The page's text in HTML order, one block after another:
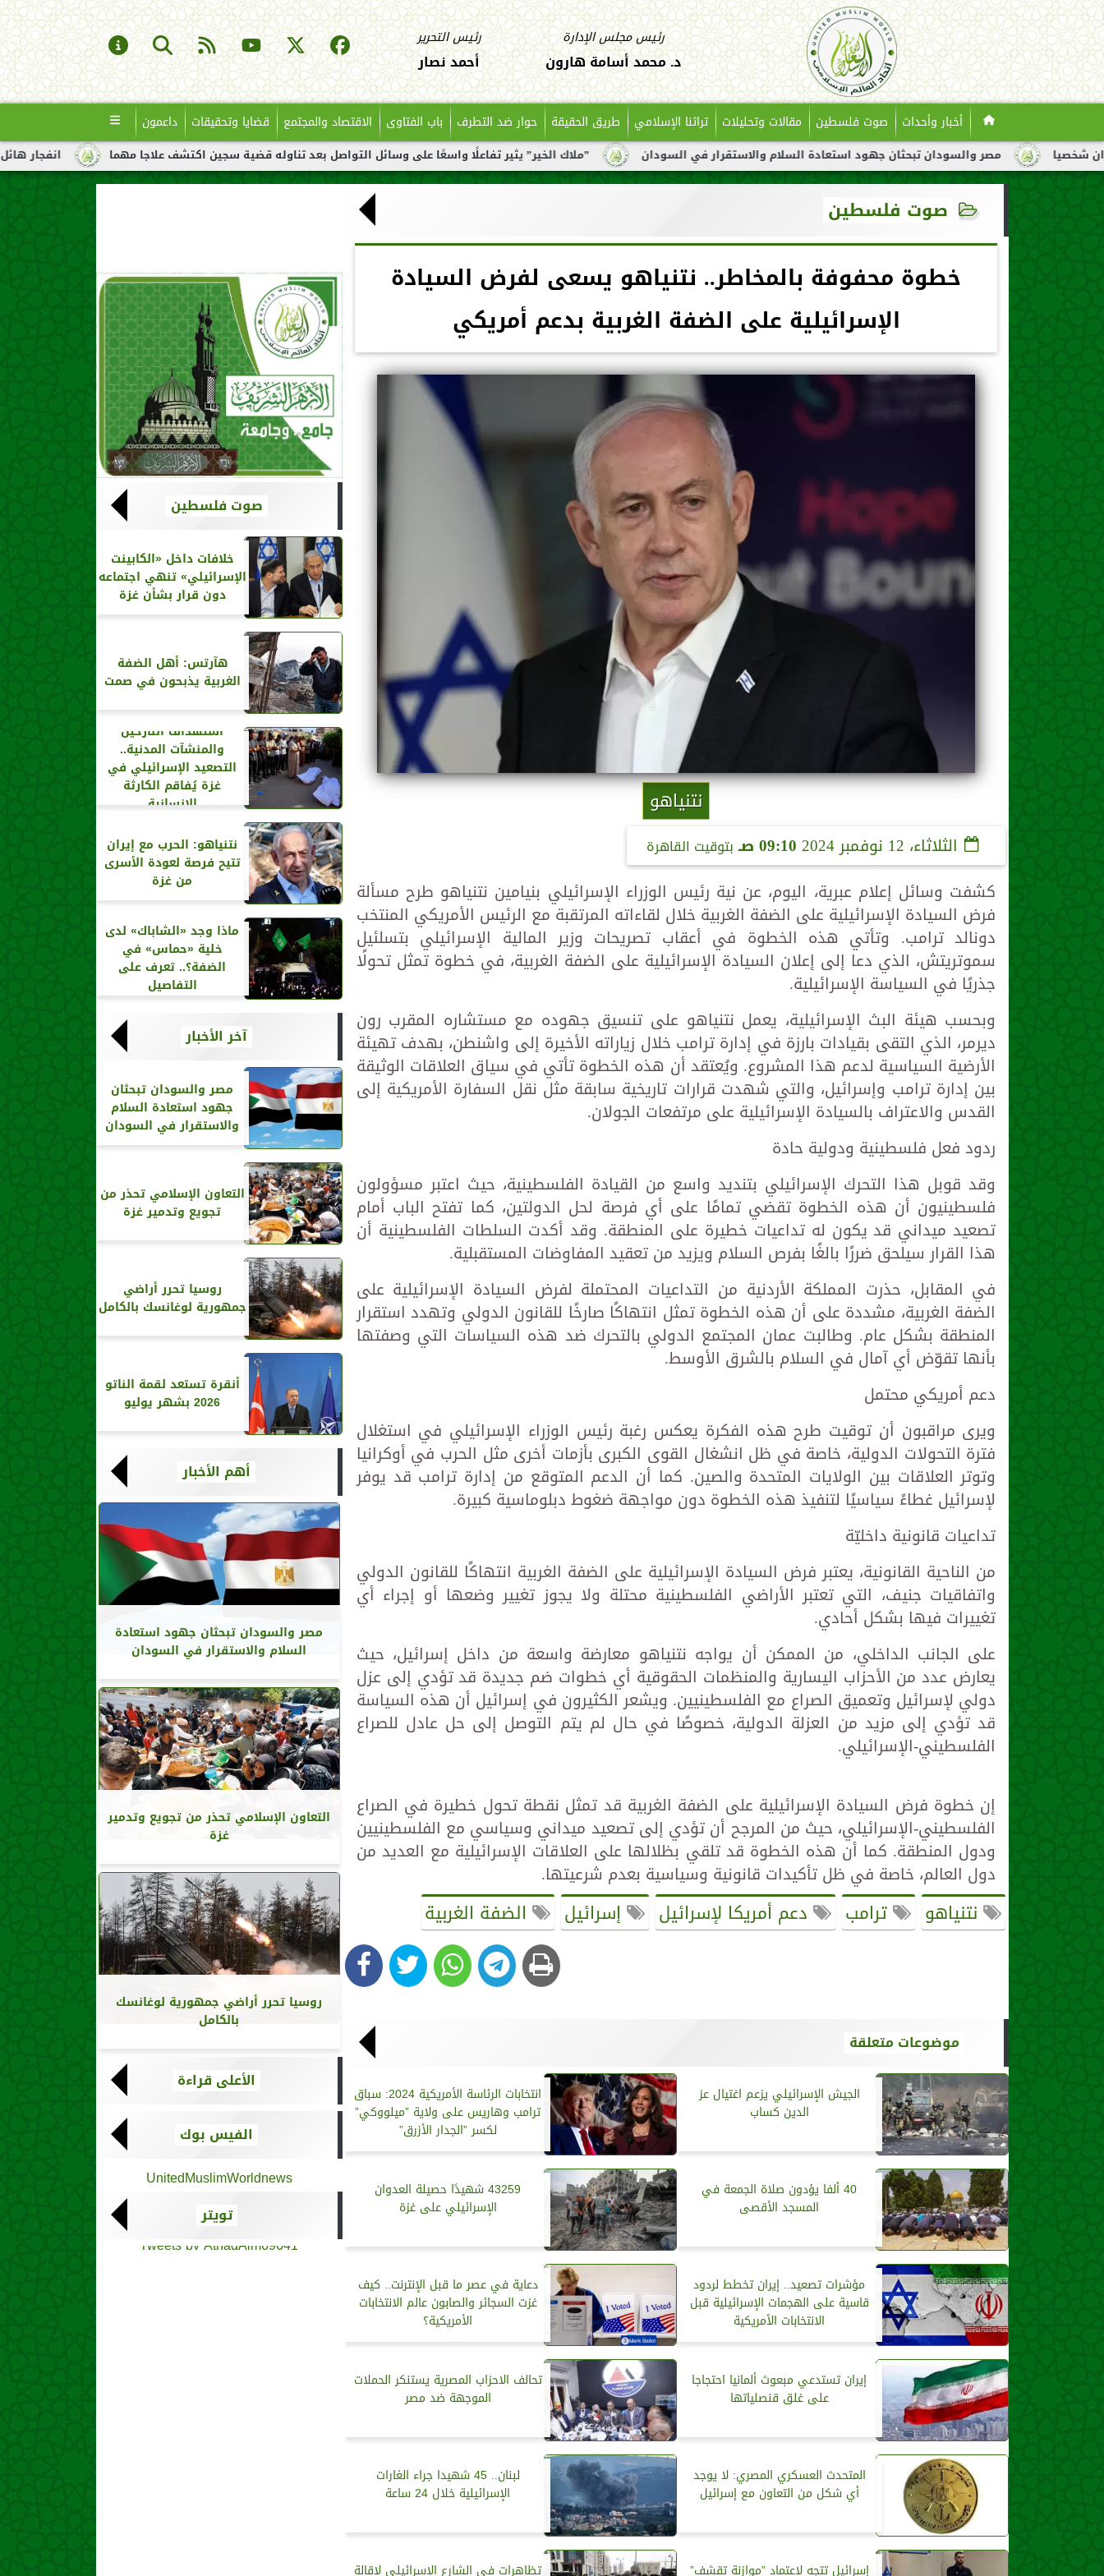
رئيس مجلس الإدارة
د. محمد أسامة هارون
رئيس التحرير
أحمد نصار
أخبار وأحداث صوت فلسطين مقالات وتحليلات تراثنا الإسلامي طريق الحقيقة حوار ضد التطرف باب الفتاوى الاقتصاد والمجتمع قضايا وتحقيقات داعمون
انفجار هائل لناقلة نفط ”ملاك الخير” يثير تفاعلًا واسعًا على وسائل التواصل بعد تناوله قضية سجين اكتشف علاجا مهما مصر والسودان تبحثان جهود استعادة السلام والاستقرار في السودان
صوت فلسطين
خطوة محفوفة بالمخاطر.. نتنياهو يسعى لفرض السيادة
الإسرائيلية على الضفة الغربية بدعم أمريكي
نتنياهو
الثلاثاء، 12 نوفمبر 2024 09:10 صـ بتوقيت القاهرة
كشفت وسائل إعلام عبرية، اليوم، عن نية رئيس الوزراء الإسرائيلي بنيامين نتنياهو طرح مسألة
فرض السيادة الإسرائيلية على الضفة الغربية خلال لقاءاته المرتقبة مع الرئيس الأمريكي المنتخب
دونالد ترامب. وتأتي هذه الخطوة في أعقاب تصريحات وزير المالية الإسرائيلي بتسلئيل
سموتريتش، الذي دعا إلى إعلان السيادة الإسرائيلية على الضفة الغربية، في خطوة تمثل تحولًا
جذريًا في السياسة الإسرائيلية.
وبحسب هيئة البث الإسرائيلية، يعمل نتنياهو على تنسيق جهوده مع مستشاره المقرب رون
ديرمر، الذي التقى بقيادات بارزة في إدارة ترامب خلال زياراته الأخيرة إلى واشنطن، بهدف تهيئة
الأرضية السياسية لدعم هذا المشروع. ويُعتقد أن هذه الخطوة تأتي في سياق العلاقات الوثيقة
بين إدارة ترامب وإسرائيل، والتي شهدت قرارات تاريخية سابقة مثل نقل السفارة الأمريكية إلى
القدس والاعتراف بالسيادة الإسرائيلية على مرتفعات الجولان.
ردود فعل فلسطينية ودولية حادة
وقد قوبل هذا التحرك الإسرائيلي بتنديد واسع من القيادة الفلسطينية، حيث اعتبر مسؤولون
فلسطينيون أن هذه الخطوة تقضي تمامًا على أي فرصة لحل الدولتين، كما تفتح الباب أمام
تصعيد ميداني قد يكون له تداعيات خطيرة على المنطقة. وقد أكدت السلطات الفلسطينية أن
هذا القرار سيلحق ضررًا بالغًا بفرص السلام ويزيد من تعقيد المفاوضات المستقبلية.
في المقابل، حذرت المملكة الأردنية من التداعيات المحتملة لفرض السيادة الإسرائيلية على
الضفة الغربية، مشددة على أن هذه الخطوة تمثل انتهاكًا صارخًا للقانون الدولي وتهدد استقرار
المنطقة بشكل عام. وطالبت عمان المجتمع الدولي بالتحرك ضد هذه السياسات التي وصفتها
بأنها تقوّض أي آمال في السلام بالشرق الأوسط.
دعم أمريكي محتمل
ويرى مراقبون أن توقيت طرح هذه الفكرة يعكس رغبة رئيس الوزراء الإسرائيلي في استغلال
فترة التحولات الدولية، خاصة في ظل انشغال القوى الكبرى بأزمات أخرى مثل الحرب في أوكرانيا
وتوتر العلاقات بين الولايات المتحدة والصين. كما أن الدعم المتوقع من إدارة ترامب قد يوفر
لإسرائيل غطاءً سياسيًا لتنفيذ هذه الخطوة دون مواجهة ضغوط دبلوماسية كبيرة.
تداعيات قانونية داخليّة
من الناحية القانونية، يعتبر فرض السيادة الإسرائيلية على الضفة الغربية انتهاكًا للقانون الدولي
واتفاقيات جنيف، التي تعتبر الأراضي الفلسطينية محتلة ولا يجوز تغيير وضعها أو إجراء أي
تغييرات فيها بشكل أحادي.
على الجانب الداخلي، من الممكن أن يواجه نتنياهو معارضة واسعة من داخل إسرائيل، حيث
يعارض عدد من الأحزاب اليسارية والمنظمات الحقوقية أي خطوات ضم جديدة قد تؤدي إلى عزل
دولي لإسرائيل وتعميق الصراع مع الفلسطينيين. ويشعر الكثيرون في إسرائيل أن هذه السياسة
قد تؤدي إلى مزيد من العزلة الدولية، خصوصًا في حال لم يتم التوصل إلى حل عادل للصراع
الفلسطيني-الإسرائيلي.
إن خطوة فرض السيادة الإسرائيلية على الضفة الغربية قد تمثل نقطة تحول خطيرة في الصراع
الفلسطيني-الإسرائيلي، حيث من المرجح أن تؤدي إلى تصعيد ميداني وسياسي مع الفلسطينيين
ودول المنطقة. كما أن هذه الخطوة قد تلقي بظلالها على العلاقات الإسرائيلية مع العديد من
دول العالم، خاصة في ظل تأكيدات قانونية وسياسية بعدم شرعيتها.
نتنياهو ترامب دعم أمريكا لإسرائيل إسرائيل الضفة الغربية
موضوعات متعلقة
الجيش الإسرائيلي يزعم اغتيال عز
الدين كساب
انتخابات الرئاسة الأمريكية 2024: سباق
ترامب وهاريس على ولاية ”ميلووكي”
لكسر ”الجدار الأزرق”
40 ألفا يؤدون صلاة الجمعة في
المسجد الأقصى
43259 شهيدًا حصيلة العدوان
الإسرائيلي على غزة
مؤشرات تصعيد.. إيران تخطط لردود
قاسية على الهجمات الإسرائيلية قبل
الانتخابات الأمريكية
دعاية في عصر ما قبل الإنترنت.. كيف
غزت السجائر والصابون عالم الانتخابات
الأمريكية؟
إيران تستدعي مبعوث ألمانيا احتجاجا
على غلق قنصلياتها
تحالف الاحزاب المصرية يستنكر الحملات
الموجهة ضد مصر
المتحدث العسكري المصري: لا يوجد
أي شكل من التعاون مع إسرائيل
لبنان.. 45 شهيدا جراء الغارات
الإسرائيلية خلال 24 ساعة
إسرائيل تتجه لاعتماد ”موازنة تقشف” تظاهرات في الشارع الإسرائيلي لإقالة
صوت فلسطين
خلافات داخل «الكابينت
الإسرائيلي» تنهي اجتماعه
دون قرار بشأن غزة
هآرتس: أهل الضفة
الغربية يذبحون في صمت
استهداف النازحين
والمنشآت المدنية..
التصعيد الإسرائيلي في
غزة يُفاقم الكارثة
الإنسانية
نتنياهو: الحرب مع إيران
تتيح فرصة لعودة الأسرى
من غزة
ماذا وجد «الشاباك» لدى
خلية «حماس» في
الضفة؟.. تعرف على
التفاصيل
آخر الأخبار
مصر والسودان تبحثان
جهود استعادة السلام
والاستقرار في السودان
التعاون الإسلامي تحذر من
تجويع وتدمير غزة
روسيا تحرر أراضي
جمهورية لوغانسك بالكامل
أنقرة تستعد لقمة الناتو
2026 بشهر يوليو
أهم الأخبار
مصر والسودان تبحثان جهود استعادة
السلام والاستقرار في السودان
التعاون الإسلامي تحذر من تجويع وتدمير
غزة
روسيا تحرر أراضي جمهورية لوغانسك
بالكامل
الأعلى قراءة
الفيس بوك
UnitedMuslimWorldnews
تويتر
Tweets by AthadAlm69641